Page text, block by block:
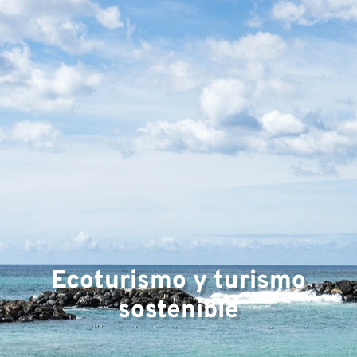
Ecoturismo y turismo
sostenible